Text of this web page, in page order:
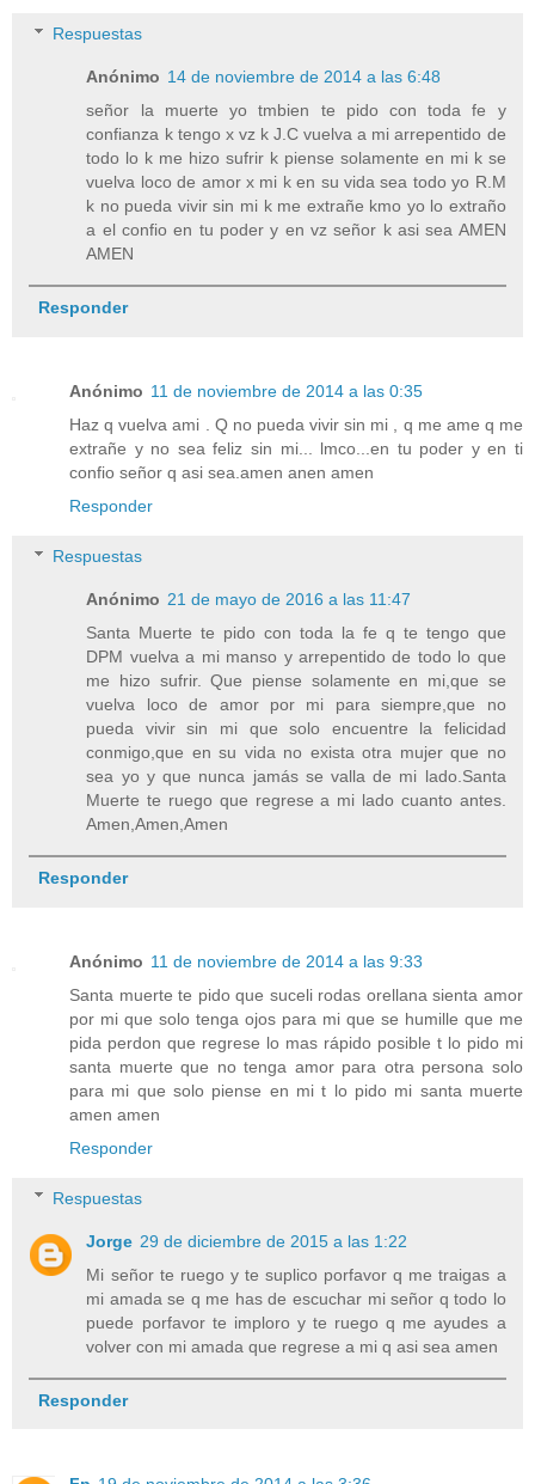
Respuestas
Anónimo 14 de noviembre de 2014 a las 6:48
señor la muerte yo tmbien te pido con toda fe y
confianza k tengo x vz k J.C vuelva a mi arrepentido de
todo lo k me hizo sufrir k piense solamente en mi k se
vuelva loco de amor x mi k en su vida sea todo yo R.M
k no pueda vivir sin mi k me extrañe kmo yo lo extraño
a el confio en tu poder y en vz señor k asi sea AMEN
AMEN
Responder
Anónimo 11 de noviembre de 2014 a las 0:35
Haz q vuelva ami . Q no pueda vivir sin mi , q me ame q me
extrañe y no sea feliz sin mi... lmco...en tu poder y en ti
confio señor q asi sea.amen anen amen
Responder
Respuestas
Anónimo 21 de mayo de 2016 a las 11:47
Santa Muerte te pido con toda la fe q te tengo que
DPM vuelva a mi manso y arrepentido de todo lo que
me hizo sufrir. Que piense solamente en mi,que se
vuelva loco de amor por mi para siempre,que no
pueda vivir sin mi que solo encuentre la felicidad
conmigo,que en su vida no exista otra mujer que no
sea yo y que nunca jamás se valla de mi lado.Santa
Muerte te ruego que regrese a mi lado cuanto antes.
Amen,Amen,Amen
Responder
Anónimo 11 de noviembre de 2014 a las 9:33
Santa muerte te pido que suceli rodas orellana sienta amor
por mi que solo tenga ojos para mi que se humille que me
pida perdon que regrese lo mas rápido posible t lo pido mi
santa muerte que no tenga amor para otra persona solo
para mi que solo piense en mi t lo pido mi santa muerte
amen amen
Responder
Respuestas
Jorge 29 de diciembre de 2015 a las 1:22
Mi señor te ruego y te suplico porfavor q me traigas a
mi amada se q me has de escuchar mi señor q todo lo
puede porfavor te imploro y te ruego q me ayudes a
volver con mi amada que regrese a mi q asi sea amen
Responder